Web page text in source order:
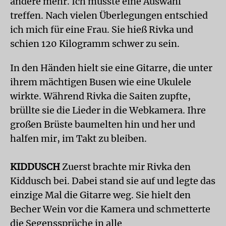
treffen. Nach vielen Überlegungen entschied
ich mich für eine Frau. Sie hieß Rivka und
schien 120 Kilogramm schwer zu sein.
In den Händen hielt sie eine Gitarre, die unter
ihrem mächtigen Busen wie eine Ukulele
wirkte. Während Rivka die Saiten zupfte,
brüllte sie die Lieder in die Webkamera. Ihre
großen Brüste baumelten hin und her und
halfen mir, im Takt zu bleiben.
KIDDUSCHZuerst brachte mir Rivka den
Kiddusch bei. Dabei stand sie auf und legte das
einzige Mal die Gitarre weg. Sie hielt den
Becher Wein vor die Kamera und schmetterte
die Segenssprüche in alle